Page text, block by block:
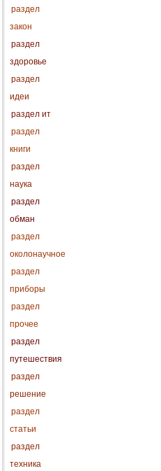
раздел
закон
раздел
здоровье
раздел
идеи
раздел ит
раздел
книги
раздел
наука
раздел
обман
раздел
околонаучное
раздел
приборы
раздел
прочее
раздел
путешествия
раздел
решение
раздел
статьи
раздел
техника